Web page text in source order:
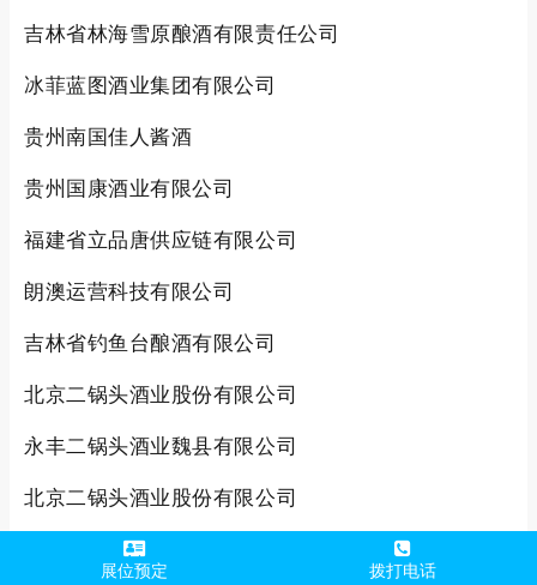
吉林省林海雪原酿酒有限责任公司
冰菲蓝图酒业集团有限公司
贵州南国佳人酱酒
贵州国康酒业有限公司
福建省立品唐供应链有限公司
朗澳运营科技有限公司
吉林省钓鱼台酿酒有限公司
北京二锅头酒业股份有限公司
永丰二锅头酒业魏县有限公司
北京二锅头酒业股份有限公司
贵州黔醉酒庄有限公司
展位预定 拨打电话